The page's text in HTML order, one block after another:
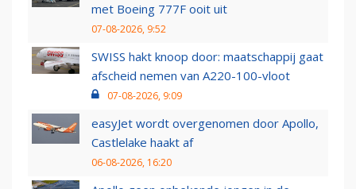
met Boeing 777F ooit uit
07-08-2026, 9:52
SWISS hakt knoop door: maatschappij gaat
afscheid nemen van A220-100-vloot
07-08-2026, 9:09
easyJet wordt overgenomen door Apollo,
Castlelake haakt af
06-08-2026, 16:20